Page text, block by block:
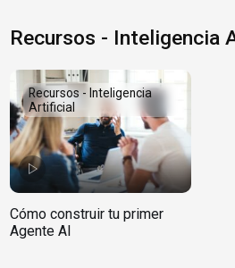
Recursos - Inteligencia
Recursos - Inteligencia
Artificial
Cómo construir tu primer
Agente AI